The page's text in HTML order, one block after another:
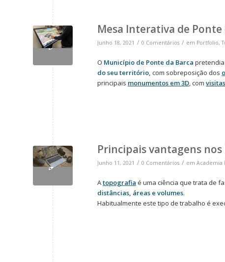
Mesa Interativa de Ponte
Junho 18, 2021 / 0 Comentários / em Portfolio,
O Município de Ponte da Barca
do seu território, com sobreposição dos
principais monumentos em 3D, com
Principais vantagens
Junho 11, 2021 / 0 Comentários / em Academia
Atopografia é uma ciência que trata de
distâncias, áreas e volumes.
Habitualmente este tipo de trabalho é